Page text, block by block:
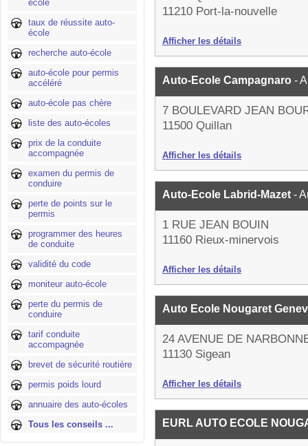
école
taux de réussite auto-
école
recherche auto-école
auto-école pour permis
accéléré
auto-école pas chère
liste des auto-écoles
prix de la conduite
accompagnée
examen du permis de
conduire
perte de points sur le
permis
programmer des heures
de conduite
validité du code
moniteur auto-école
perte du permis de
conduire
tarif conduite
accompagnée
brevet de sécurité routière
permis poids lourd
annuaire des auto-écoles
Tous les conseils ...
11210 Port-la-nouvelle
Afficher les détails
Auto-Ecole Campagnaro -
7 BOULEVARD JEAN
11500 Quillan
Afficher les détails
Auto-Ecole Labrid-Mazet -
1 RUE JEAN BOUIN
11160 Rieux-minervois
Afficher les détails
Auto Ecole Nougaret
24 AVENUE DE
11130 Sigean
Afficher les détails
EURL AUTO ECOLE